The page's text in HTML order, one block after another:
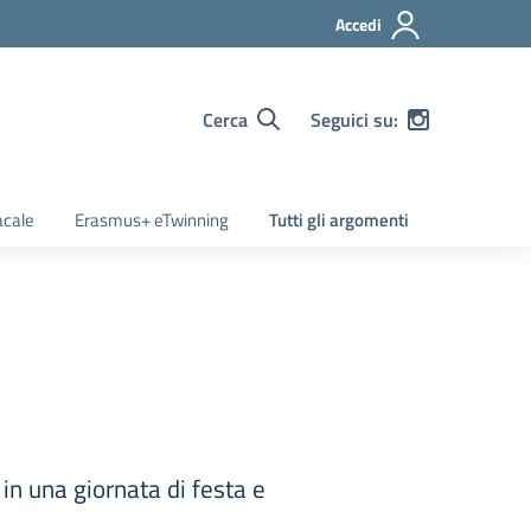
Accedi
Cerca Seguici su:
Erasmus+ eTwinning Tutti gli argomenti
una giornata di festa e